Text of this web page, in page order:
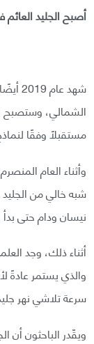
أصبح الجليد
شهد
الشمالي، وستصبح
مستقبلًا وفقًا
شبه خالي من
نيسان ودام حتى بدأ
سرعة تلاشي نهر
ويقّدر الباحثون أن